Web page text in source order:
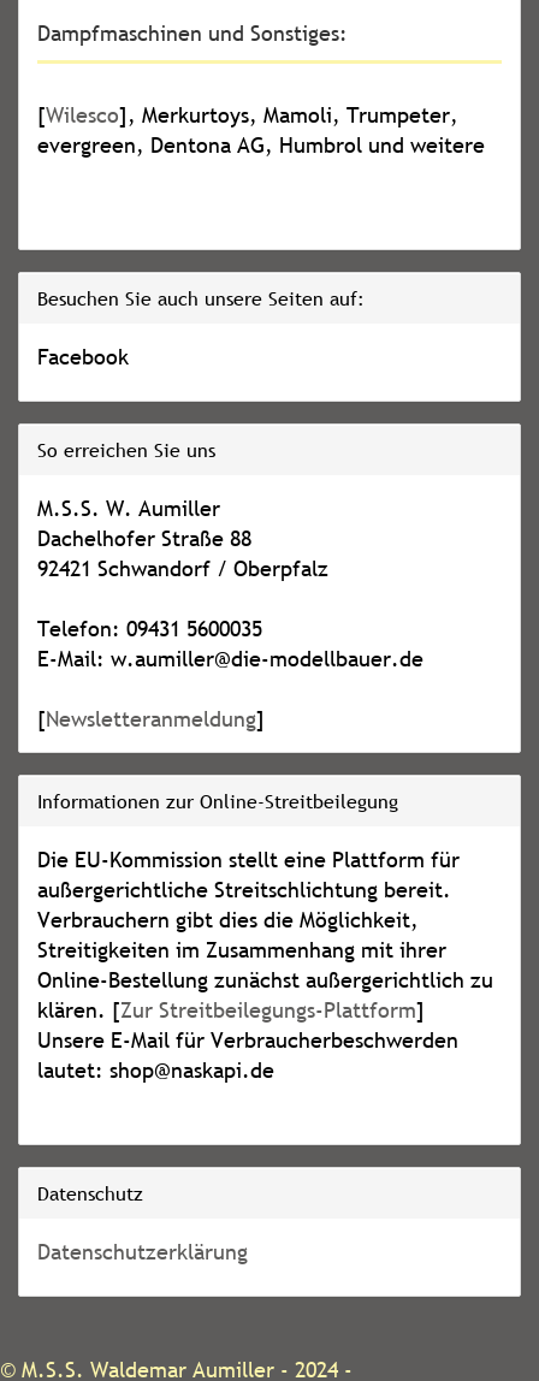
Dampfmaschinen und Sonstiges:
[Wilesco], Merkurtoys, Mamoli, Trumpeter,
evergreen, Dentona AG, Humbrol und weitere
Besuchen Sie auch unsere Seiten auf:
Facebook
So erreichen Sie uns
M.S.S. W. Aumiller
Dachelhofer Straße 88
92421 Schwandorf / Oberpfalz
Telefon: 09431 5600035
E-Mail: w.aumiller@die-modellbauer.de
[Newsletteranmeldung]
Informationen zur Online-Streitbeilegung
Die EU-Kommission stellt eine Plattform für
außergerichtliche Streitschlichtung bereit.
Verbrauchern gibt dies die Möglichkeit,
Streitigkeiten im Zusammenhang mit ihrer
Online-Bestellung zunächst außergerichtlich zu
klären. [Zur Streitbeilegungs-Plattform]
Unsere E-Mail für Verbraucherbeschwerden
lautet: shop@naskapi.de
Datenschutz
Datenschutzerklärung
© M.S.S. Waldemar Aumiller - 2024 -